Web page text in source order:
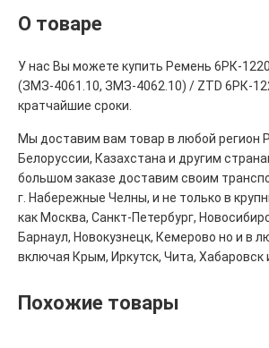
О товаре
У нас Вы можете купить Ремень 6РК-
(ЗМЗ-4061.10, ЗМЗ-4062.10) / ZTD 6РК-
кратчайшие сроки.
Мы доставим вам товар в любой регион
Белоруссии, Казахстана и другим
большом заказе доставим своим
г. Набережные Челны, и не только в
как Москва, Санкт-Петербург,
Барнаул, Новокузнецк, Кемерово но и в
включая Крым, Иркутск, Чита, Хабаровск
Похожие товары